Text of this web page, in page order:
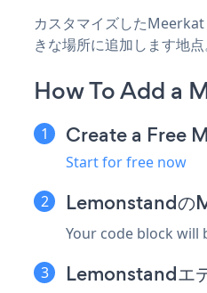
カスタマイズした
きな場所に追加します地点
How To Add a
Create a Free
Start for free now
Lemonstandの
Your code block will
Lemonstandエ